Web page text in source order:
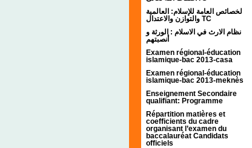
لخصائص العامة للإسلام: العالمية
والتوازن والاعتدال TC
نظام الارث في الاسلام : الورثة و
أنصبتهم
Examen régional-éducation
islamique-bac 2013-casa
Examen régional-éducation
islamique-bac 2013-meknès
Enseignement Secondaire
qualifiant: Programme
Répartition matières et
coefficients du cadre
organisant l’examen du
baccalauréat Candidats
officiels